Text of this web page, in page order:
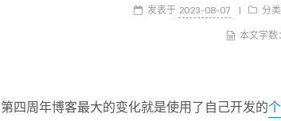
发表于 2023-08-07 分
本文字数：
第四周年博客最大的变化就是使用了自己开发的